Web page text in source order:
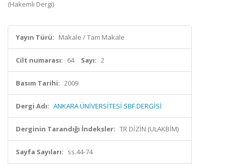
(Hakemli Dergi)
Yayın Türü: Makale / Tam Makale
Cilt numarası: 64 Sayı: 2
Basım Tarihi: 2009
Dergi Adı: ANKARA ÜNİVERSİTESİ SBF DERGİSİ
Derginin Tarandığı İndeksler: TR DİZİN (ULAKBİM)
Sayfa Sayıları: ss.44-74